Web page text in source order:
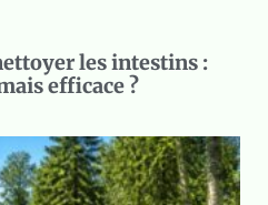
les intestins :
efficace ?